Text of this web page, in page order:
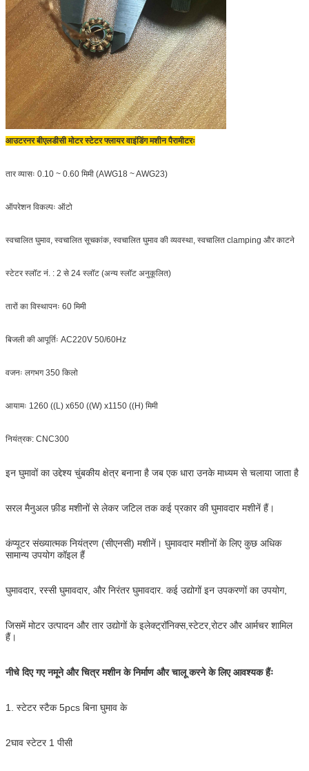
आउटरनर बीएलडीसी मोटर स्टेटर फ्लायर वाइंडिंग मशीन पैरामीटरः
तार व्यासः 0.10 ~ 0.60 मिमी (AWG18 ~ AWG23)
ऑपरेशन विकल्पः ऑटो
स्वचालित घुमाव, स्वचालित सूचकांक, स्वचालित घुमाव की व्यवस्था, स्वचालित clamping और काटने
स्टेटर स्लॉट नं. : 2 से 24 स्लॉट (अन्य स्लॉट अनुकूलित)
तारों का विस्थापनः 60 मिमी
बिजली की आपूर्तिः AC220V 50/60Hz
वजनः लगभग 350 किलो
आयामः 1260 ((L) x650 ((W) x1150 ((H) मिमी
नियंत्रक: CNC300
इन घुमावों का उद्देश्य चुंबकीय क्षेत्र बनाना है जब एक धारा उनके माध्यम से चलाया जाता है
सरल मैनुअल फ़ीड मशीनों से लेकर जटिल तक कई प्रकार की घुमावदार मशीनें हैं।
कंप्यूटर संख्यात्मक नियंत्रण (सीएनसी) मशीनें। घुमावदार मशीनों के लिए कुछ अधिक
सामान्य उपयोग कॉइल हैं
घुमावदार, रस्सी घुमावदार, और निरंतर घुमावदार. कई उद्योगों इन उपकरणों का उपयोग,
जिसमें मोटर उत्पादन और तार उद्योगों के इलेक्ट्रॉनिक्स,स्टेटर,रोटर और आर्मचर शामिल
हैं।
नीचे दिए गए नमूने और चित्र मशीन के निर्माण और चालू करने के लिए आवश्यक हैंः
1. स्टेटर स्टैक 5pcs बिना घुमाव के
2घाव स्टेटर 1 पीसी